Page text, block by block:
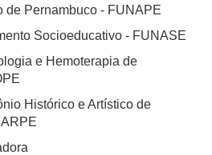
de Pernambuco - FUNAPE
Socioeducativo - FUNASE
e Hemoterapia de
Histórico e Artístico de